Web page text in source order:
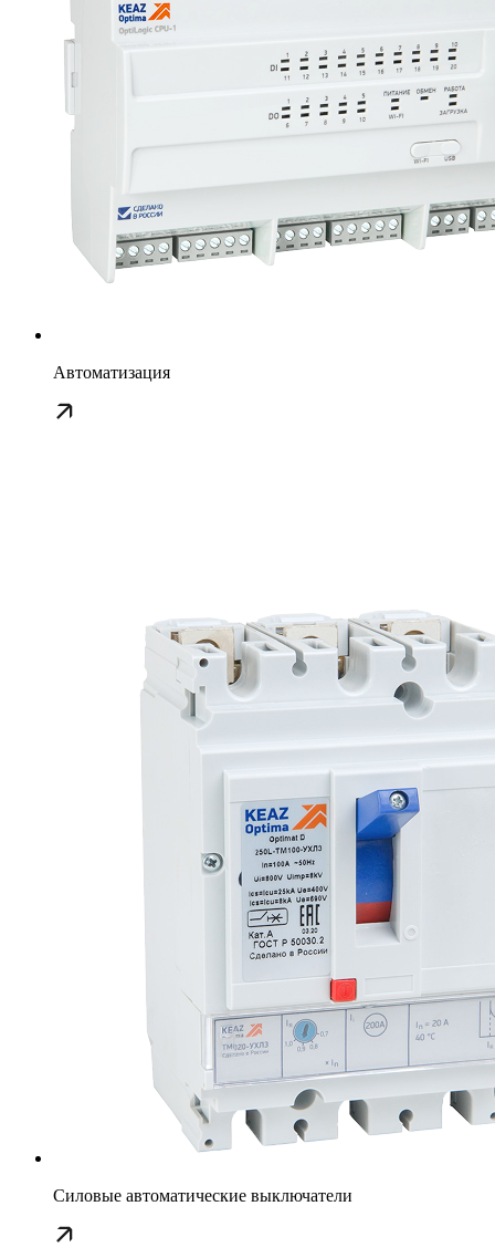
Автоматизация
Силовые автоматические выключатели